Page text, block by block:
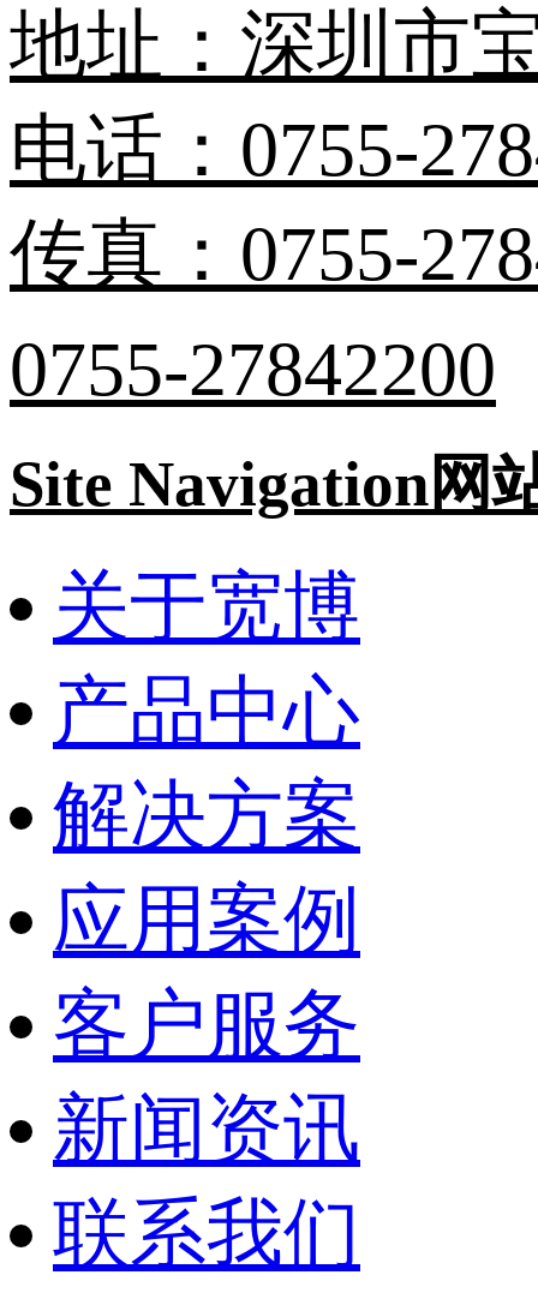
地址：深圳市
电话：0755-
传真：0755-
0755-27842200
Site Navigation网
关于宽博
产品中心
解决方案
应用案例
客户服务
新闻资讯
联系我们